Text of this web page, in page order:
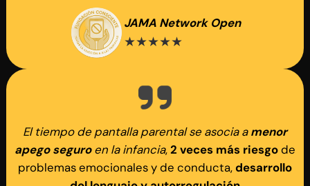
JAMA Network Open
★★★★★
El tiempo de pantalla parental se asocia amenor
apego seguroen la infancia,2 veces más riesgode
problemas emocionales y de conducta,desarrollo